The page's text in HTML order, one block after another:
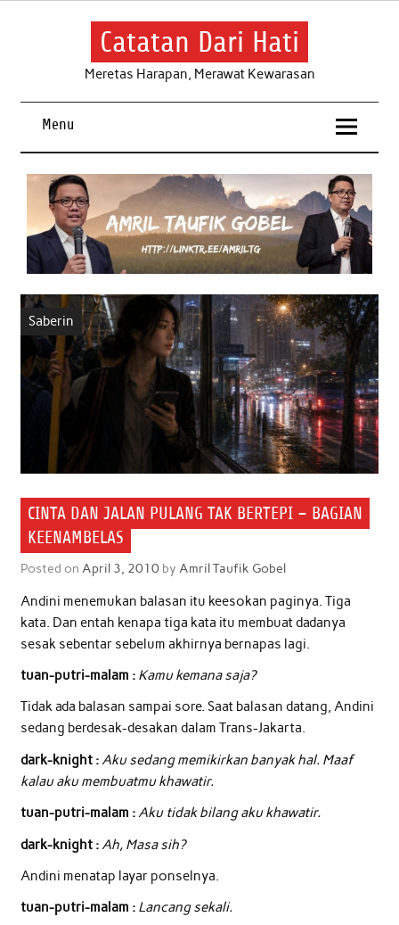
Skip
Catatan Dari Hati
Meretas Harapan, Merawat Kewarasan
Menu
Saberin
CINTA DAN JALAN PULANG TAK BERTEPI – BAGIAN
KEENAMBELAS
Posted on April 3, 2010by Amril Taufik Gobel
Andini menemukan balasan itu keesokan paginya. Tiga
kata. Dan entah kenapa tiga kata itu membuat dadanya
sesak sebentar sebelum akhirnya bernapas lagi.
tuan-putri-malam : Kamu kemana saja?
Tidak ada balasan sampai sore. Saat balasan datang, Andini
sedang berdesak-desakan dalam Trans-Jakarta.
dark-knight :Aku sedang memikirkan banyak hal. Maaf
kalau aku membuatmu khawatir.
tuan-putri-malam :Aku tidak bilang aku khawatir.
dark-knight :Ah, Masa sih?
Andini menatap layar ponselnya.
tuan-putri-malam : Lancang sekali.